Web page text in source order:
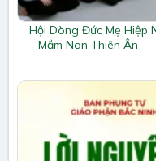
Hội Dòng Đức Mẹ Hiệp
– Mầm Non Thiên Ân